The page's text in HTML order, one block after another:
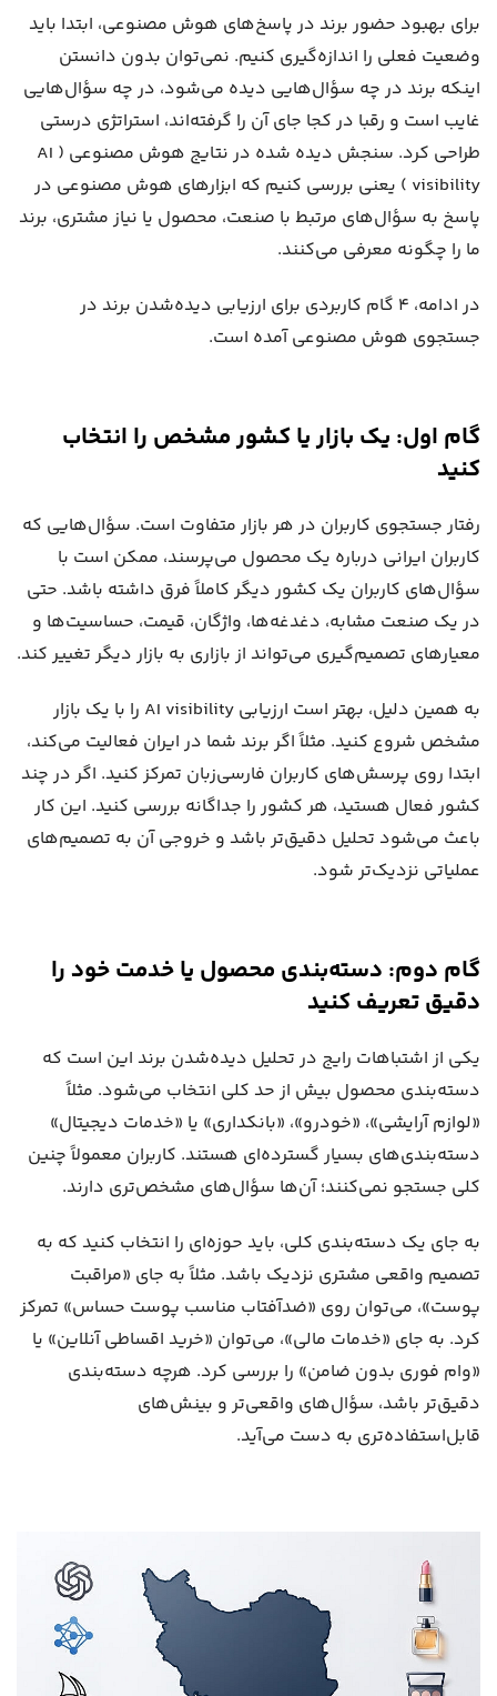
برای بهبود حضور برند در پاسخ‌های هوش مصنوعی، ابتدا باید
وضعیت فعلی را اندازه‌گیری کنیم. نمی‌توان بدون دانستن
اینکه برند در چه سؤال‌هایی دیده می‌شود، در چه سؤال‌هایی
غایب است و رقبا در کجا جای آن را گرفته‌اند، استراتژی درستی
طراحی کرد. سنجش دیده شده در نتایج هوش مصنوعی ( AI
visibility ) یعنی بررسی کنیم که ابزارهای هوش مصنوعی در
پاسخ به سؤال‌های مرتبط با صنعت، محصول یا نیاز مشتری، برند
ما را چگونه معرفی می‌کنند.
در ادامه، ۴ گام کاربردی برای ارزیابی دیده‌شدن برند در
جستجوی هوش مصنوعی آمده است.
گام اول: یک بازار یا کشور مشخص را انتخاب
کنید
رفتار جستجوی کاربران در هر بازار متفاوت است. سؤال‌هایی که
کاربران ایرانی درباره یک محصول می‌پرسند، ممکن است با
سؤال‌های کاربران یک کشور دیگر کاملاً فرق داشته باشد. حتی
در یک صنعت مشابه، دغدغه‌ها، واژگان، قیمت، حساسیت‌ها و
معیارهای تصمیم‌گیری می‌تواند از بازاری به بازار دیگر تغییر کند.
به همین دلیل، بهتر است ارزیابی AI visibility را با یک بازار
مشخص شروع کنید. مثلاً اگر برند شما در ایران فعالیت می‌کند،
ابتدا روی پرسش‌های کاربران فارسی‌زبان تمرکز کنید. اگر در چند
کشور فعال هستید، هر کشور را جداگانه بررسی کنید. این کار
باعث می‌شود تحلیل دقیق‌تر باشد و خروجی آن به تصمیم‌های
عملیاتی نزدیک‌تر شود.
گام دوم: دسته‌بندی محصول یا خدمت خود را
دقیق تعریف کنید
یکی از اشتباهات رایج در تحلیل دیده‌شدن برند این است که
دسته‌بندی محصول بیش از حد کلی انتخاب می‌شود. مثلاً
«لوازم آرایشی»، «خودرو»، «بانکداری» یا «خدمات دیجیتال»
دسته‌بندی‌های بسیار گسترده‌ای هستند. کاربران معمولاً چنین
کلی جستجو نمی‌کنند؛ آن‌ها سؤال‌های مشخص‌تری دارند.
به جای یک دسته‌بندی کلی، باید حوزه‌ای را انتخاب کنید که به
تصمیم واقعی مشتری نزدیک باشد. مثلاً به جای «مراقبت
پوست»، می‌توان روی «ضدآفتاب مناسب پوست حساس» تمرکز
کرد. به جای «خدمات مالی»، می‌توان «خرید اقساطی آنلاین» یا
«وام فوری بدون ضامن» را بررسی کرد. هرچه دسته‌بندی
دقیق‌تر باشد، سؤال‌های واقعی‌تر و بینش‌های
قابل‌استفاده‌تری به دست می‌آید.